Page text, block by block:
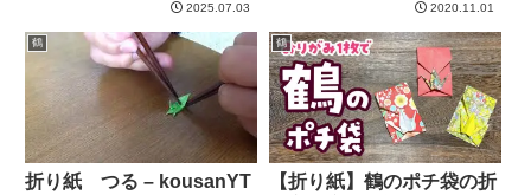
2025.07.03 2020.11.01
鶴
折り紙 つる – kousanYT
鶴
【折り紙】鶴のポチ袋の折